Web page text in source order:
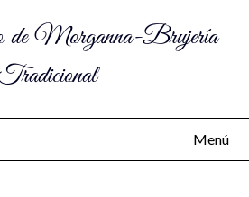
Morganna-Brujería
Menú